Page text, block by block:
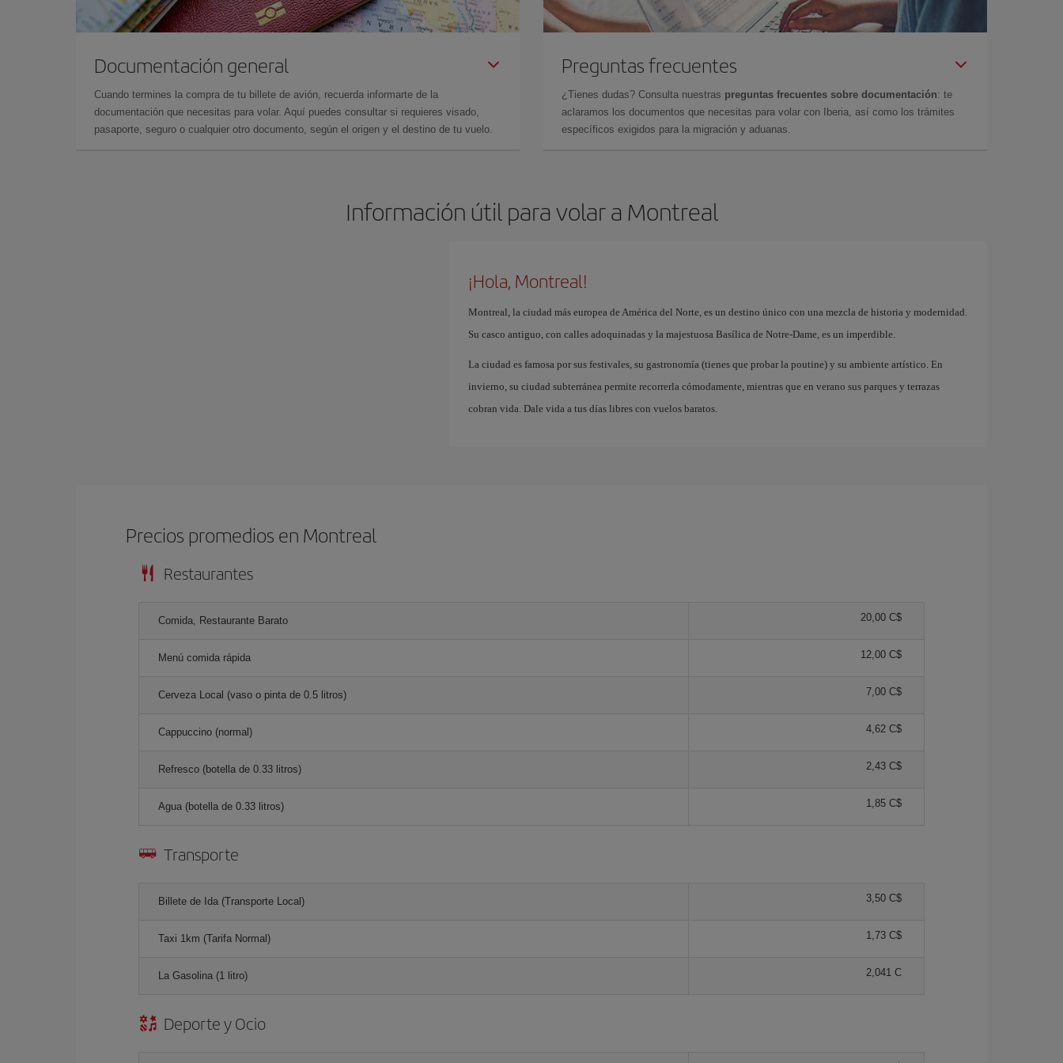
Documentación general
Cuando termines la compra de tu billete de avión, recuerda informarte de la
documentación que necesitas para volar. Aquí puedes consultar si requieres visado,
pasaporte, seguro o cualquier otro documento, según el origen y el destino de tu vuelo.
Preguntas frecuentes
¿Tienes dudas? Consulta nuestras preguntas frecuentes sobre documentación: te
aclaramos los documentos que necesitas para volar con Iberia, así como los trámites
específicos exigidos para la migración y aduanas.
Información útil para volar a Montreal
¡Hola, Montreal!
Montreal, la ciudad más europea de América del Norte, es un destino único con una mezcla de historia y modernidad.
Su casco antiguo, con calles adoquinadas y la majestuosa Basílica de Notre-Dame, es un imperdible.
La ciudad es famosa por sus festivales, su gastronomía (tienes que probar la poutine) y su ambiente artístico. En
invierno, su ciudad subterránea permite recorrerla cómodamente, mientras que en verano sus parques y terrazas
cobran vida. Dale vida a tus días libres con vuelos baratos.
Precios promedios en Montreal
Restaurantes
Comida, Restaurante Barato 20,00 C$
Menú comida rápida 12,00 C$
Cerveza Local (vaso o pinta de 0.5 litros) 7,00 C$
Cappuccino (normal) 4,62 C$
Refresco (botella de 0.33 litros) 2,43 C$
Agua (botella de 0.33 litros) 1,85 C$
Transporte
Billete de Ida (Transporte Local) 3,50 C$
Taxi 1km (Tarifa Normal) 1,73 C$
La Gasolina (1 litro) 2,041 C
Deporte y Ocio